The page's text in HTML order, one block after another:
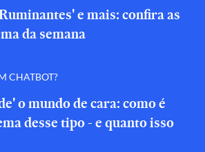
e mais: confira as
da semana
CHATBOT?
o mundo de cara: como é
desse tipo - e quanto isso